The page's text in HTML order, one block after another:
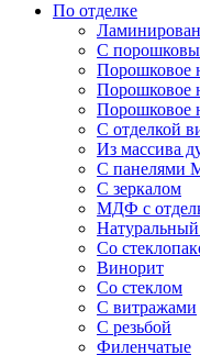
По отделке
С
Порошковое
Порошковое
С отделкой
Из массива
С панелями
С зеркалом
МДФ с
Со
Винорит
Со стеклом
С витражами
С резьбой
Филенчатые